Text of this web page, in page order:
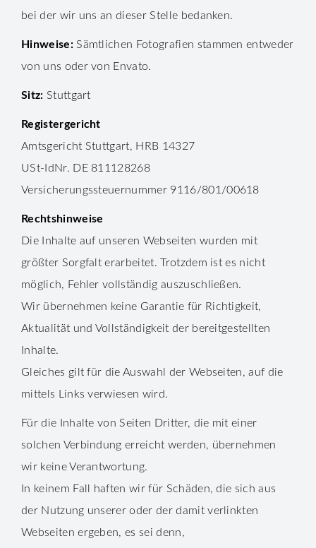
bei der wir uns an dieser Stelle bedanken.
Hinweise:Sämtlichen Fotografien stammen entweder
von uns oder von Envato.
Sitz: Stuttgart
Registergericht
Amtsgericht Stuttgart, HRB 14327
USt-IdNr. DE 811128268
Versicherungssteuernummer 9116/801/00618
Rechtshinweise
Die Inhalte auf unseren Webseiten wurden mit
größter Sorgfalt erarbeitet. Trotzdem ist es nicht
möglich, Fehler vollständig auszuschließen.
Wir übernehmen keine Garantie für Richtigkeit,
Aktualität und Vollständigkeit der bereitgestellten
Inhalte.
Gleiches gilt für die Auswahl der Webseiten, auf die
mittels Links verwiesen wird.
Für die Inhalte von Seiten Dritter, die mit einer
solchen Verbindung erreicht werden, übernehmen
wir keine Verantwortung.
In keinem Fall haften wir für Schäden, die sich aus
der Nutzung unserer oder der damit verlinkten
Webseiten ergeben, es sei denn,